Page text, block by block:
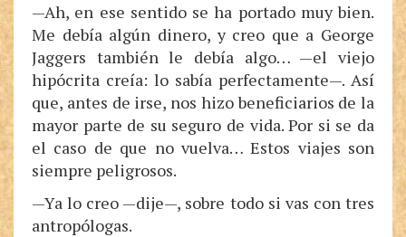
—Ah, en ese sentido se ha portado muy bien.
Me debía algún dinero, y creo que a George
Jaggers también le debía algo… —el viejo
hipócrita creía: lo sabía perfectamente—. Así
que, antes de irse, nos hizo beneficiarios de la
mayor parte de su seguro de vida. Por si se da
el caso de que no vuelva… Estos viajes son
siempre peligrosos.
—Ya lo creo —dije—, sobre todo si vas con tres
antropólogas.